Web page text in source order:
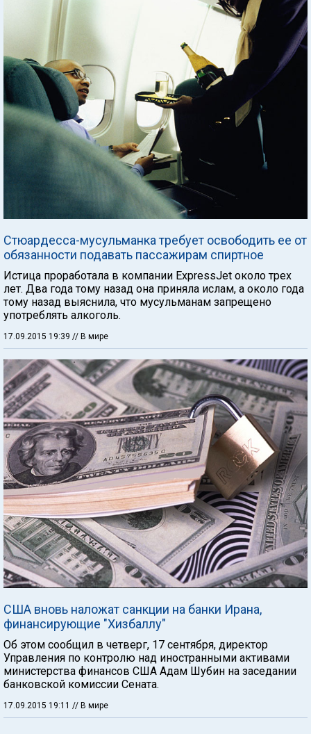
Стюардесса-мусульманка требует освободить ее от
обязанности подавать пассажирам спиртное
Истица проработала в компании ExpressJet около трех
лет. Два года тому назад она приняла ислам, а около года
тому назад выяснила, что мусульманам запрещено
употреблять алкоголь.
17.09.2015 19:39 // В мире
США вновь наложат санкции на банки Ирана,
финансирующие "Хизбаллу"
Об этом сообщил в четверг, 17 сентября, директор
Управления по контролю над иностранными активами
министерства финансов США Адам Шубин на заседании
банковской комиссии Сената.
17.09.2015 19:11 // В мире